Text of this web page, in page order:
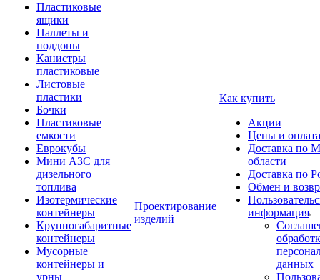
Пластиковые
ящики
Паллеты и
поддоны
Канистры
пластиковые
Листовые
пластики
Бочки
Пластиковые
емкости
Еврокубы
Мини АЗС для
дизельного
топлива
Изотермические
контейнеры
Крупногабаритные
контейнеры
Мусорные
контейнеры и
урны
Проектирование
изделий
Как купить
Акции
Цены и оплата
Доставка по
области
Доставка по
Обмен и
информация
данных